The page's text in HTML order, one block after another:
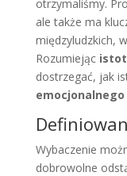
otrzymaliśmy.
ale także ma
międzyludzkich,
Rozumiejąc
dostrzegać, jak
emocjonalnego
Wybaczenie
dobrowolne